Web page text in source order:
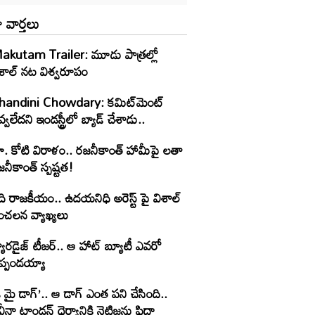
Trailer: మూడు పాత్రల్లో
నట విశ్వరూపం
Chowdary: కమిట్‌మెంట్
ఇండస్ట్రీలో బ్యాడ్ చేశాడు..
కోటి విరాళం.. రజనీకాంత్ హామీపై లతా
స్పష్టత!
రాజకీయం.. ఉదయనిధి అరెస్ట్ పై విశాల్
వ్యాఖ్యలు
టీజర్.. ఆ హాట్ బ్యూటీ ఎవరో
మై డాగ్’.. ఆ డాగ్ ఎంత పని చేసింది..